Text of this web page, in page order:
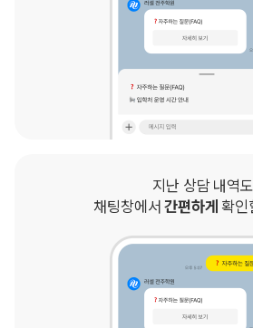
지난 상담 내역도
채팅창에서간편하게 확인